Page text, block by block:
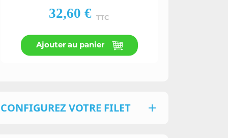
32,60 € TTC
Ajouter au panier
CONFIGUREZ VOTRE FILET 